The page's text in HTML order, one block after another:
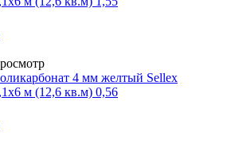
4 мм желтый Sellex
м (12,6 кв.м) 0,56